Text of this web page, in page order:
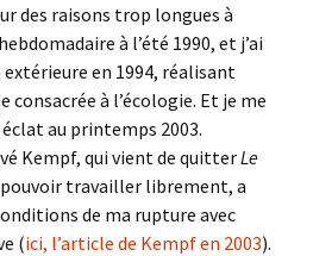
des raisons trop longues à
à l’été 1990, et j’ai
en 1994, réalisant
consacrée à l’écologie. Et je me
au printemps 2003.
Kempf, qui vient de quitterLe
travailler librement, a
de ma rupture avec
(ici, l’article de Kempf en 2003).